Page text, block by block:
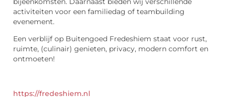
activiteiten voor een familiedag of teambuilding
evenement.
Een verblijf op Buitengoed Fredeshiem staat voor rust,
ruimte, (culinair) genieten, privacy, modern comfort en
ontmoeten!
https://fredeshiem.nl